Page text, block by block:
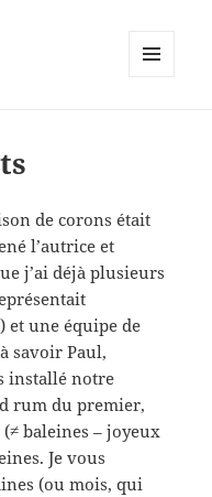
de corons était
l’autrice et
j’ai déjà plusieurs
et une équipe de
savoir Paul,
installé notre
rum du premier,
(≠ baleines – joyeux
Je vous
(ou mois, qui